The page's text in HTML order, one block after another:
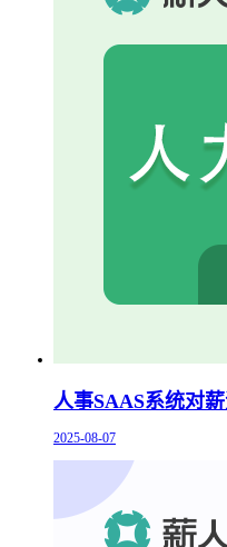
人事SAAS系统对
2025-08-07